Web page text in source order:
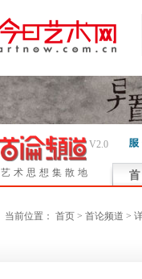
艺术思想集散地
V2.0
当前位置： 首页 > 首论频道 >